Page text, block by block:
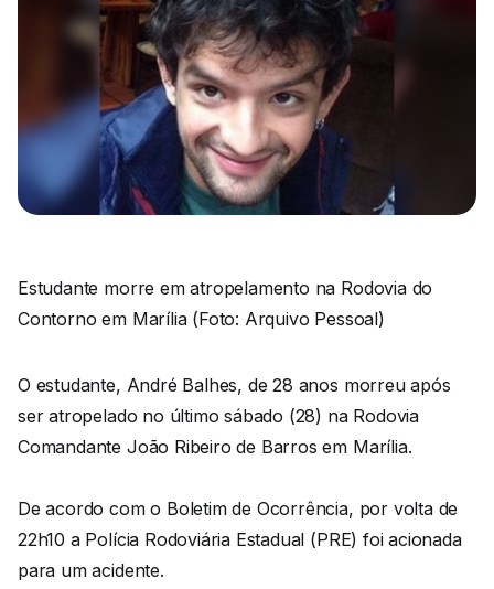
Estudante morre em atropelamento na Rodovia do
Contorno em Marília (Foto: Arquivo Pessoal)
O estudante, André Balhes, de 28 anos morreu após
ser atropelado no último sábado (28) na Rodovia
Comandante João Ribeiro de Barros em Marília.
De acordo com o Boletim de Ocorrência, por volta de
22h10 a Polícia Rodoviária Estadual (PRE) foi acionada
para um acidente.